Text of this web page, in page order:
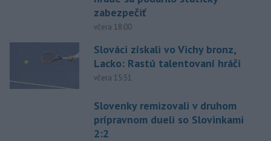
zabezpečiť
včera 18:00
Slováci získali vo Vichy bronz,
Lacko: Rastú talentovaní hráči
včera 15:51
Slovenky remizovali v druhom
prípravnom dueli so Slovinkami
2:2